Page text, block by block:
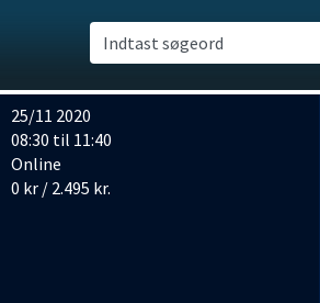
Indtast søgeord
25/11 2020
08:30 til 11:40
Online
0 kr / 2.495 kr.